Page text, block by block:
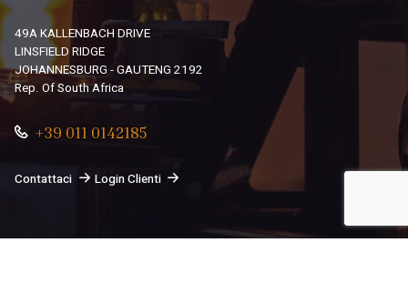
49A KALLENBACH DRIVE
LINSFIELD RIDGE
JOHANNESBURG - GAUTENG 2192
Rep. Of South Africa
+39 011 0142185
Contattaci Login Clienti